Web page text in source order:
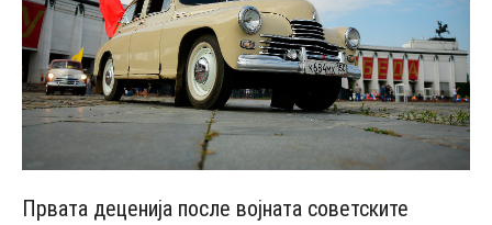
Првата деценија после војната советските